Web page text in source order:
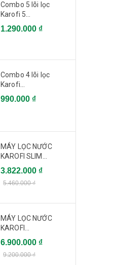
Combo 5 lõi lọc
Karofi 5...
1.290.000 ₫
Combo 4 lõi lọc
Karofi...
990.000 ₫
MÁY LỌC NƯỚC
KAROFI SLIM...
3.822.000 ₫
5.460.000 ₫
MÁY LỌC NƯỚC
KAROFI...
6.900.000 ₫
9.200.000 ₫